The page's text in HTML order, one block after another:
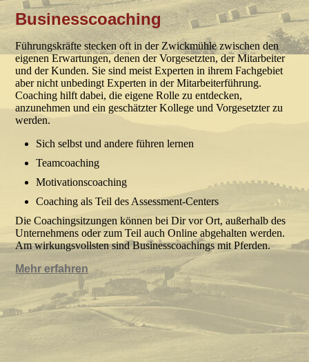
Businesscoaching
Führungskräfte stecken oft in der Zwickmühle zwischen den
eigenen Erwartungen, denen der Vorgesetzten, der Mitarbeiter
und der Kunden. Sie sind meist Experten in ihrem Fachgebiet
aber nicht unbedingt Experten in der Mitarbeiterführung.
Coaching hilft dabei, die eigene Rolle zu entdecken,
anzunehmen und ein geschätzter Kollege und Vorgesetzter zu
werden.
Sich selbst und andere führen lernen
Teamcoaching
Motivationscoaching
Coaching als Teil des Assessment-Centers
Die Coachingsitzungen können bei Dir vor Ort, außerhalb des
Unternehmens oder zum Teil auch Online abgehalten werden.
Am wirkungsvollsten sind Businesscoachings mit Pferden.
Mehr erfahren